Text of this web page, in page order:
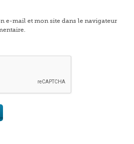
e-mail et mon site dans le navigateur